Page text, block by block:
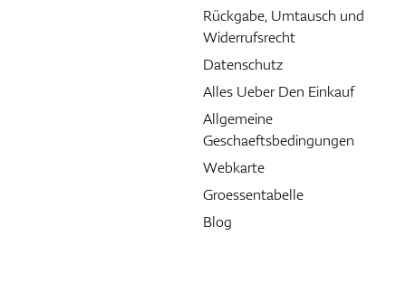
Rückgabe, Umtausch und
Widerrufsrecht
Datenschutz
Alles Ueber Den Einkauf
Allgemeine
Geschaeftsbedingungen
Webkarte
Groessentabelle
Blog